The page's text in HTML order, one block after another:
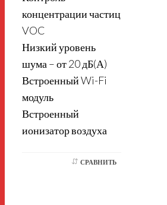
концентрации частиц
VOC
Низкий уровень
шума – от 20 дБ(А)
Встроенный Wi-Fi
модуль
Встроенный
ионизатор воздуха
СРАВНИТЬ